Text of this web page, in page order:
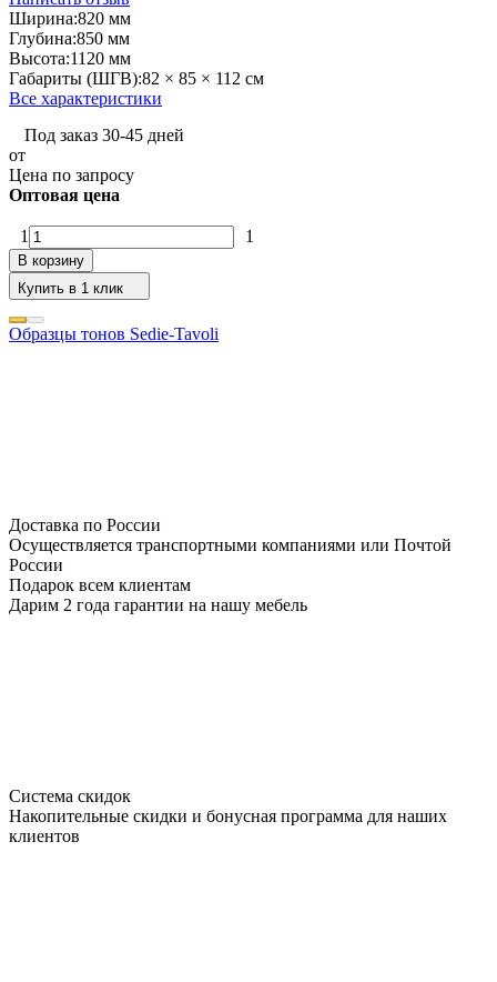
Ширина:820 мм
Глубина:850 мм
Высота:1120 мм
Габариты (ШГВ):82 × 85 × 112 см
Все характеристики
Под заказ 30-45 дней
от
Цена по запросу
Оптовая цена
1 1
В корзину
Купить в 1 клик
Образцы тонов Sedie-Tavoli
Доставка по России
Осуществляется транспортными компаниями или Почтой
России
Подарок всем клиентам
Дарим 2 года гарантии на нашу мебель
Система скидок
Накопительные скидки и бонусная программа для наших
клиентов